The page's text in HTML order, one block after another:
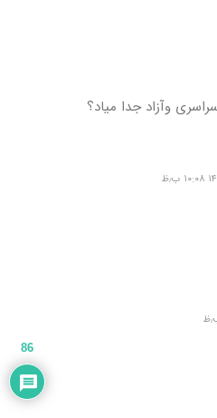
وآزاد جدا میاد؟
86